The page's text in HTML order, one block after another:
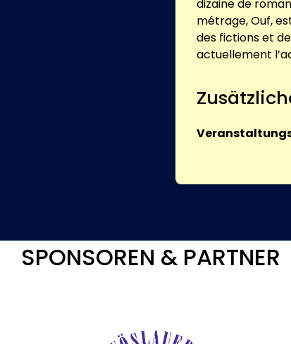
dizaine de
métrage, Ouf,
des fictions et
actuellement
SPONSOREN & PARTNER